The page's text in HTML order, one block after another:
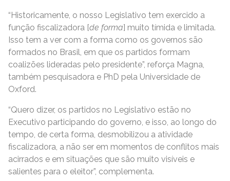
“Historicamente, o nosso Legislativo tem exercido a
função fiscalizadora [de forma] muito tímida e limitada.
Isso tem a ver com a forma como os governos são
formados no Brasil, em que os partidos formam
coalizões lideradas pelo presidente”, reforça Magna,
também pesquisadora e PhD pela Universidade de
Oxford.
“Quero dizer, os partidos no Legislativo estão no
Executivo participando do governo, e isso, ao longo do
tempo, de certa forma, desmobilizou a atividade
fiscalizadora, a não ser em momentos de conflitos mais
acirrados e em situações que são muito visíveis e
salientes para o eleitor”, complementa.